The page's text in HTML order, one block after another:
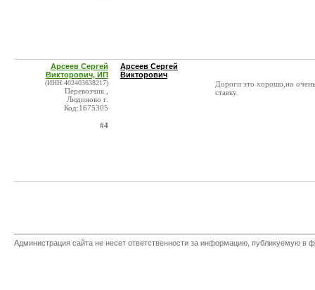
Арсеев Сергей
Викторович, ИП
(ИНН:402403638217)
Перевозчик ,
Людиново г.
Код:1675305
#4
Арсеев Сергей
Викторович
Дороги это хорошо,но
ставку.
Администрация сайта не несет ответственности за информацию, публикуемую